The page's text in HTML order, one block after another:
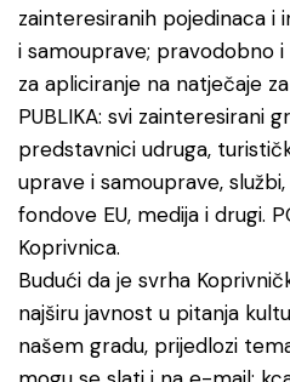
zainteresiranih pojedinaca i
i samouprave; pravodobno
za apliciranje na natječaje
PUBLIKA: svi zainteresirani
predstavnici udruga,
uprave i samouprave,
fondove EU, medija i drugi.
Koprivnica.
Budući da je svrha
najširu javnost u pitanja
našem gradu, prijedlozi